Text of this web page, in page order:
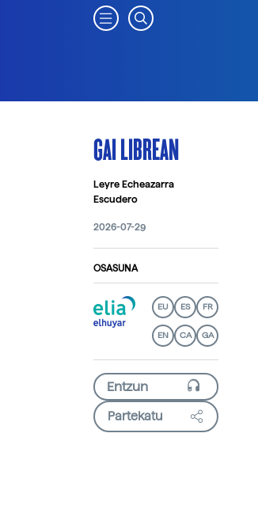
GAI LIBREAN
Leyre Echeazarra
Escudero
2026-07-29
OSASUNA
EU ES FR
EN CA GA
Partekatu